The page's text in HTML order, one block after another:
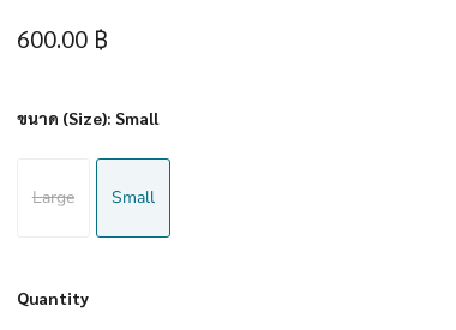
Current price
600.00 ฿
ขนาด (Size): Small
Large Small
Quantity